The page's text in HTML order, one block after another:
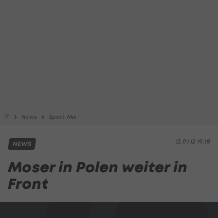
News Sport-Mix
12.07.12 19:18
NEWS
Moser in Polen weiter in
Front